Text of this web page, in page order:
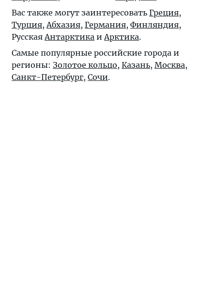
Вас также могут заинтересовать Греция,
Турция,Абхазия, Германия, Финляндия,
РусскаяАнтарктика иАрктика.
Самые популярные российские города и
регионы: Золотое кольцо, Казань, Москва,
Санкт-Петербург, Сочи.